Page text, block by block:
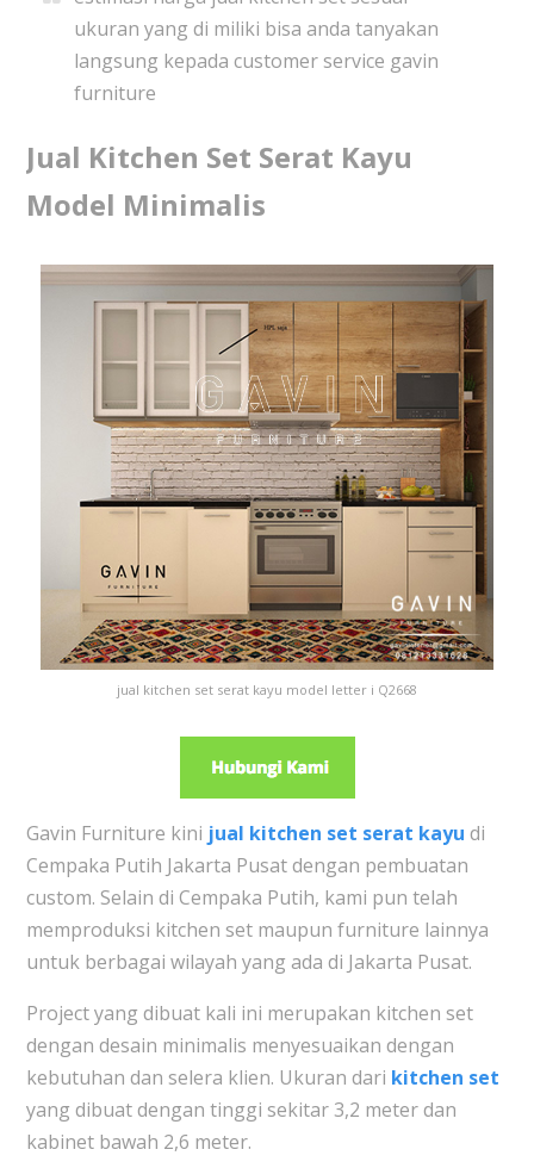
ukuran yang di miliki bisa anda tanyakan
langsung kepada customer service gavin
furniture
Jual Kitchen Set Serat Kayu
Model Minimalis
jual kitchen set serat kayu model letter i Q2668
Gavin Furniture kini jual kitchen set serat kayu di
Cempaka Putih Jakarta Pusat dengan pembuatan
custom. Selain di Cempaka Putih, kami pun telah
memproduksi kitchen set maupun furniture lainnya
untuk berbagai wilayah yang ada di Jakarta Pusat.
Project yang dibuat kali ini merupakan kitchen set
dengan desain minimalis menyesuaikan dengan
kebutuhan dan selera klien. Ukuran dari kitchen set
yang dibuat dengan tinggi sekitar 3,2 meter dan
kabinet bawah 2,6 meter.